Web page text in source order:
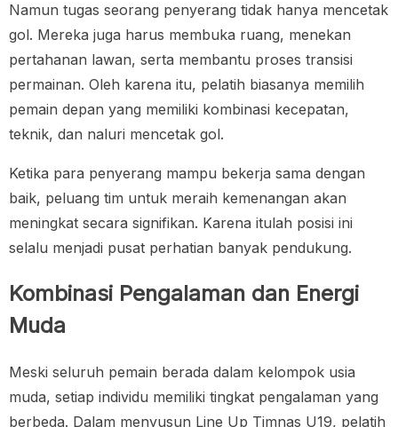
Namun tugas seorang penyerang tidak hanya mencetak
gol. Mereka juga harus membuka ruang, menekan
pertahanan lawan, serta membantu proses transisi
permainan. Oleh karena itu, pelatih biasanya memilih
pemain depan yang memiliki kombinasi kecepatan,
teknik, dan naluri mencetak gol.
Ketika para penyerang mampu bekerja sama dengan
baik, peluang tim untuk meraih kemenangan akan
meningkat secara signifikan. Karena itulah posisi ini
selalu menjadi pusat perhatian banyak pendukung.
Kombinasi Pengalaman dan Energi
Muda
Meski seluruh pemain berada dalam kelompok usia
muda, setiap individu memiliki tingkat pengalaman yang
berbeda. Dalam menyusun Line Up Timnas U19, pelatih